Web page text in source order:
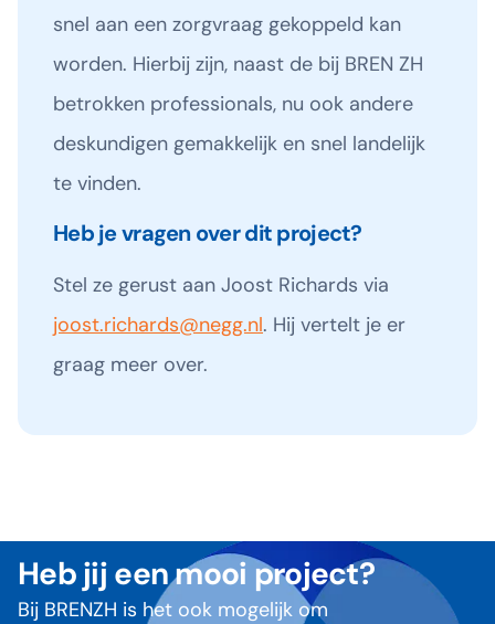
snel aan een zorgvraag gekoppeld kan
worden. Hierbij zijn, naast de bij BREN ZH
betrokken professionals, nu ook andere
deskundigen gemakkelijk en snel landelijk
te vinden.
Heb je vragen over dit project?
Stel ze gerust aan Joost Richards via
joost.richards@negg.nl. Hij vertelt je er
graag meer over.
Heb jij een mooi project?
Bij BRENZH is het ook mogelijk om